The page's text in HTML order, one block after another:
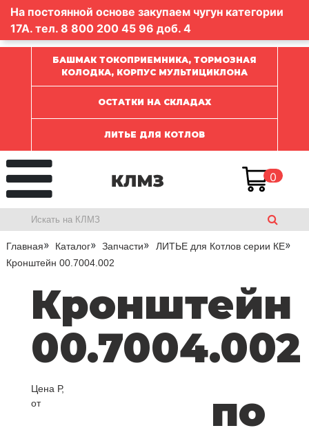
На постоянной основе закупаем чугун категории
17А. тел. 8 800 200 45 96 доб. 4
БАШМАК ТОКОПРИЕМНИКА, ТОРМОЗНАЯ
КОЛОДКА, КОРПУС МУЛЬТИЦИКЛОНА
ОСТАТКИ НА СКЛАДАХ
ЛИТЬЕ ДЛЯ КОТЛОВ
0
Главная Каталог Запчасти
ЛИТЬЕ для Котлов серии КЕ
Кронштейн 00.7004.002
Кронштейн
00.7004.002
Цена Р,
от
по